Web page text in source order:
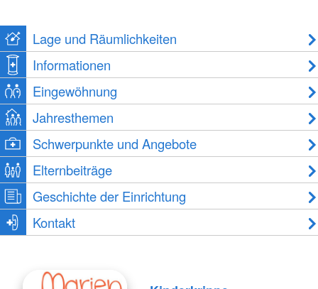
Lage und Räumlichkeiten
Informationen
Eingewöhnung
Jahresthemen
Schwerpunkte und Angebote
Elternbeiträge
Geschichte der Einrichtung
Kontakt